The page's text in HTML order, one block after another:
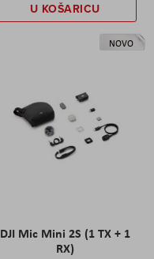
U KOŠARICU
NOVO
DJI Mic Mini 2S (1 TX + 1
RX)